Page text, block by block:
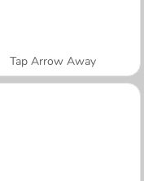
Tap Arrow Away